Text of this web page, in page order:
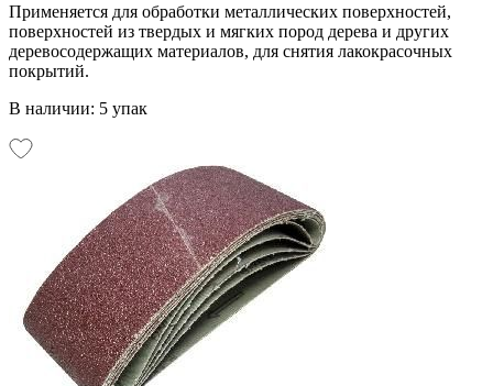
Применяется для обработки металлических поверхностей,
поверхностей из твердых и мягких пород дерева и других
деревосодержащих материалов, для снятия лакокрасочных
покрытий.
В наличии: 5 упак